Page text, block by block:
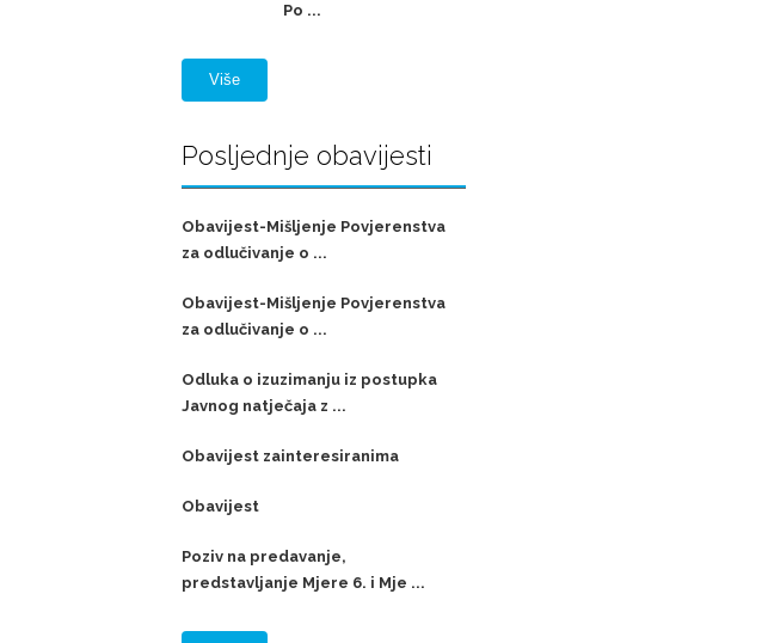
Po ...
Više
Posljednje obavijesti
Obavijest-Mišljenje Povjerenstva
za odlučivanje o ...
Obavijest-Mišljenje Povjerenstva
za odlučivanje o ...
Odluka o izuzimanju iz postupka
Javnog natječaja z ...
Obavijest zainteresiranima
Obavijest
Poziv na predavanje,
predstavljanje Mjere 6. i Mje ...